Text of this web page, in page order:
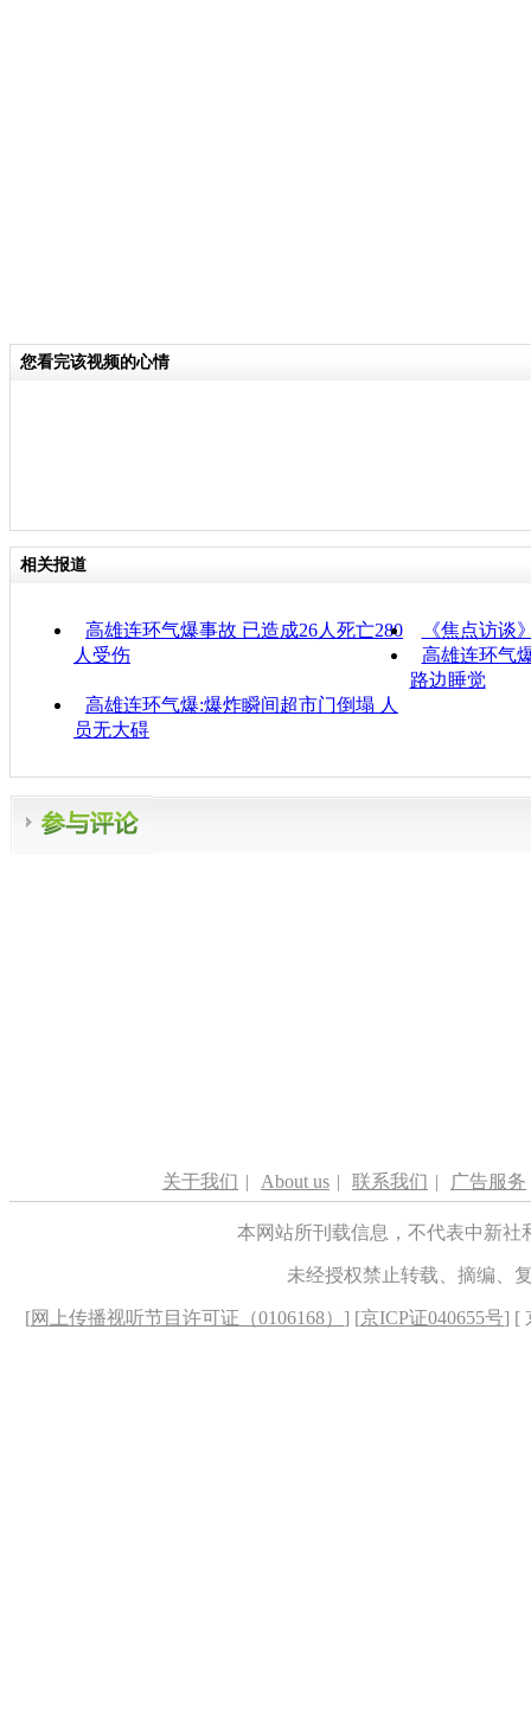
您看完该视频的心情
相关报道
高雄连环气爆事故 已造成26人死亡280
人受伤
《焦点访谈
高雄连环气
路边睡觉
高雄连环气爆:爆炸瞬间超市门倒塌 人
员无大碍
关于我们 | About us | 联系我们 | 广告服务
本网站所刊载信息，不代表中新
未经授权禁止转载、摘编、
[网上传播视听节目许可证（0106168） ] [京ICP证040655号] [